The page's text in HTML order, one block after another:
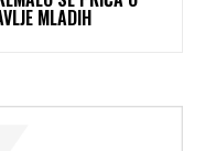
MLADIH